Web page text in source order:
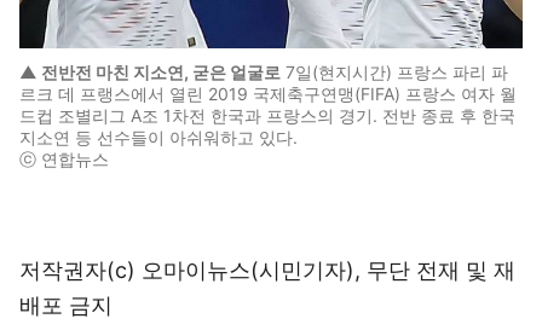
▲ 전반전 마친 지소연, 굳은 얼굴로 7일(현지시간) 프랑스 파리 파
르크 데 프랭스에서 열린 2019 국제축구연맹(FIFA) 프랑스 여자 월
드컵 조별리그 A조 1차전 한국과 프랑스의 경기. 전반 종료 후 한국
지소연 등 선수들이 아쉬워하고 있다.
ⓒ 연합뉴스
저작권자(c) 오마이뉴스(시민기자), 무단 전재 및 재
배포 금지